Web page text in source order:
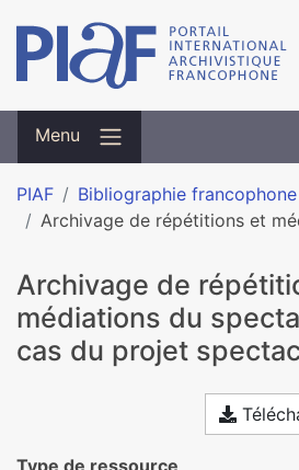
Menu
PIAF
Bibliographie
Archivage de répétitions et
Archivage de
médiations du
cas du projet
Type de ressource